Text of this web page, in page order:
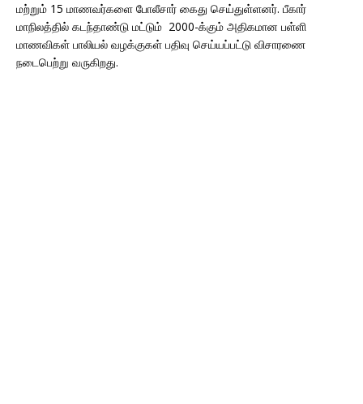
மற்றும் 15 மாணவர்களை போலீசார் கைது செய்துள்ளனர். பீகார்
மாநிலத்தில் கடந்தாண்டு மட்டும் 2000-க்கும் அதிகமான பள்ளி
மாணவிகள் பாலியல் வழக்குகள் பதிவு செய்யப்பட்டு விசாரணை
நடைபெற்று வருகிறது.